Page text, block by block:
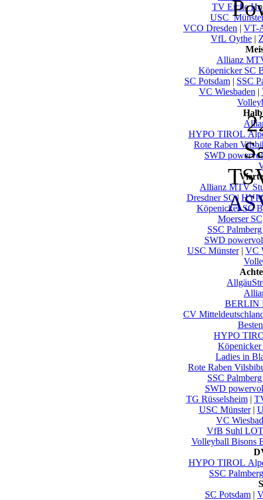
TV Eiche
VCO Dresden | VT-
VfL Oythe |
Allianz
Köpenicker SC
SC Potsdam | SSC
VC Wiesbaden |
HYPO TIROL
Rote Raben
SWD
Allianz MTV
Dresdner SC|
Köpenicker SC
Moerser SC
SSC
SWD
USC Münster| VC
BERLIN
CV
HYPO
Ladies in
Rote Raben
SSC
SWD
TG Rüsselsheim|
USC Münster|
VC
VfB Suhl
Volleyball Bisons
HYPO TIROL
SSC
SC Potsdam |